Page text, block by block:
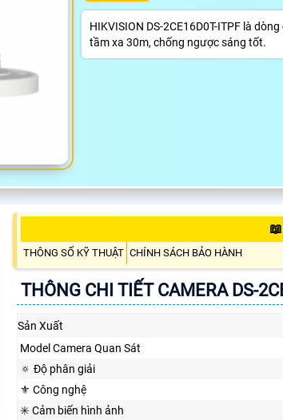
HIKVISION DS-2CE16D0T-ITPF là
tầm xa 30m, chống ngược sáng tốt.
THÔNG SỐ KỸ THUẬT CHÍNH SÁCH BẢO HÀNH
THÔNG CHI TIẾT CAMERA DS-
Sản Xuất
Model Camera Quan Sát
🔅 Độ phân giải
⚜️ Công nghệ
✳️ Cảm biến hình ảnh